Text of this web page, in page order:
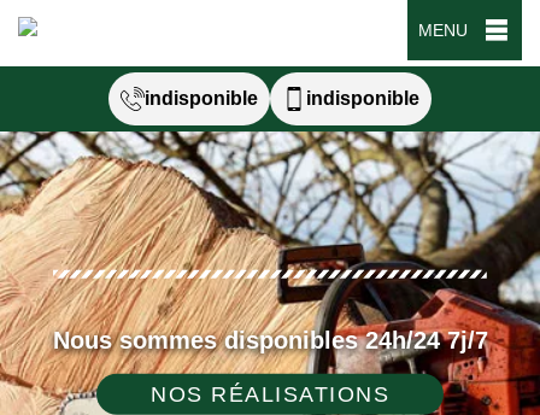
MENU
indisponible indisponible
Nous sommes disponibles 24h/24 7j/7
NOS RÉALISATIONS